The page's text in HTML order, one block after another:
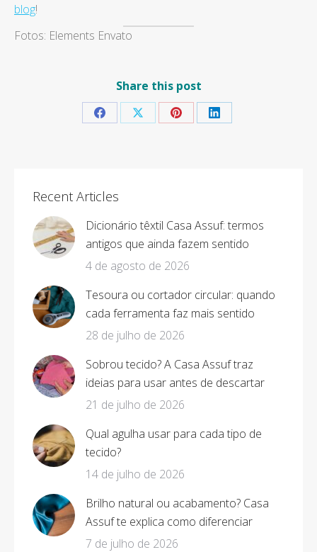
blog!
Fotos: Elements Envato
Share this post
Share Share Share Share
Recent Articles
Dicionário têxtil Casa Assuf: termos
antigos que ainda fazem sentido
4 de agosto de 2026
Tesoura ou cortador circular: quando
cada ferramenta faz mais sentido
28 de julho de 2026
Sobrou tecido? A Casa Assuf traz
ideias para usar antes de descartar
21 de julho de 2026
Qual agulha usar para cada tipo de
tecido?
14 de julho de 2026
Brilho natural ou acabamento? Casa
Assuf te explica como diferenciar
7 de julho de 2026